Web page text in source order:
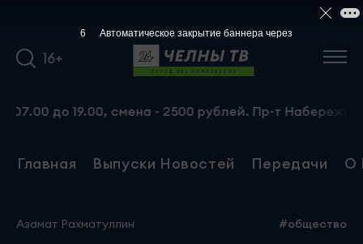
16+
до 19.00, смена - 2500 рублей. Пр-т
Главная Выпуски Новостей Передачи О
Азамат Рахматуллин #общество
5 Автоматическое закрытие баннера через